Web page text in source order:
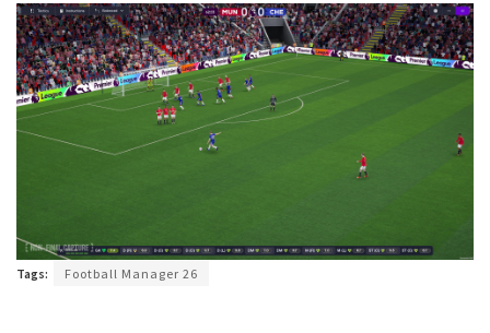
Tags: Football Manager 26